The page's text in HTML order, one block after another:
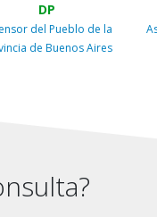
DP
del Pueblo de la
de Buenos Aires